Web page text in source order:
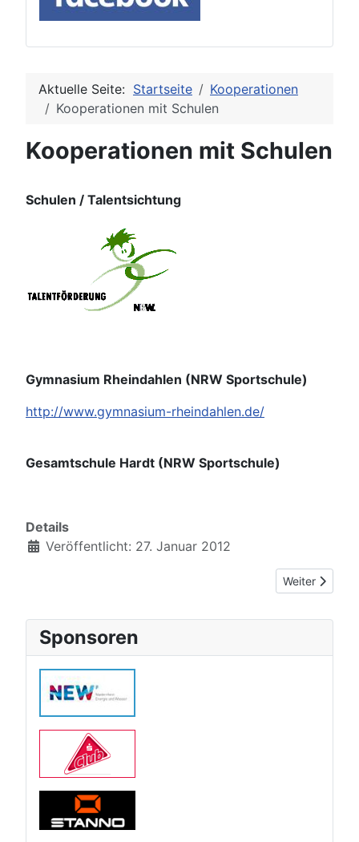
Aktuelle Seite: Startseite
Kooperationen
Kooperationen mit Schulen
Kooperationen mit Schulen
Schulen / Talentsichtung
Gymnasium Rheindahlen (NRW Sportschule)
http://www.gymnasium-rheindahlen.de/
Gesamtschule Hardt (NRW Sportschule)
Details
Veröffentlicht: 27. Januar 2012
Nächster
Weiter
Sponsoren